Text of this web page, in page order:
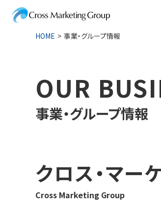
HOME 事業・グループ情報
OUR
事業・グループ情報
クロス・マー
Cross Marketing Group